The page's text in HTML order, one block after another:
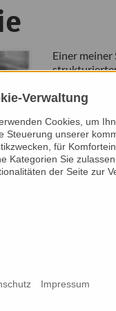
Einer
Implantate
verhelfen
Pfeiler für
Implantate
werden.
Verwaltung
Cookies, um
Steuerung unserer
für
Kategorien Sie
der Seite zur
Impressum